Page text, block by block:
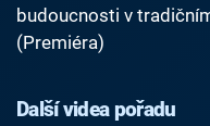
budoucnosti v
(Premiéra)
Další videa pořadu